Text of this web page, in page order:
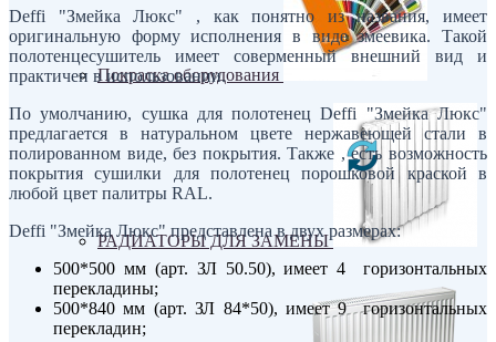
Покраска оборудования
РАДИАТОРЫ ДЛЯ ЗАМЕНЫ
Deffi "Змейка Люкс" , как понятно из названия, имеет
оригинальную форму исполнения в виде змеевика. Такой
полотенцесушитель имеет соверменный внешний вид и
практичен в использовании.
По умолчанию, сушка для полотенец Deffi "Змейка Люкс"
предлагается в натуральном цвете нержавеющей стали в
полированном виде, без покрытия. Также , есть возможность
покрытия сушилки для полотенец порошковой краской в
любой цвет палитры RAL.
Deffi "Змейка Люкс" представлена в двух размерах:
500*500 мм (арт. ЗЛ 50.50), имеет 4 горизонтальных
перекладины;
500*840 мм (арт. ЗЛ 84*50), имеет 9 горизонтальных
перекладин;